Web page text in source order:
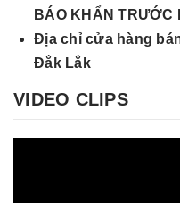
BÁO KHẨN TRƯỚC
Địa chỉ cửa hàng
Đắk Lắk
VIDEO CLIPS